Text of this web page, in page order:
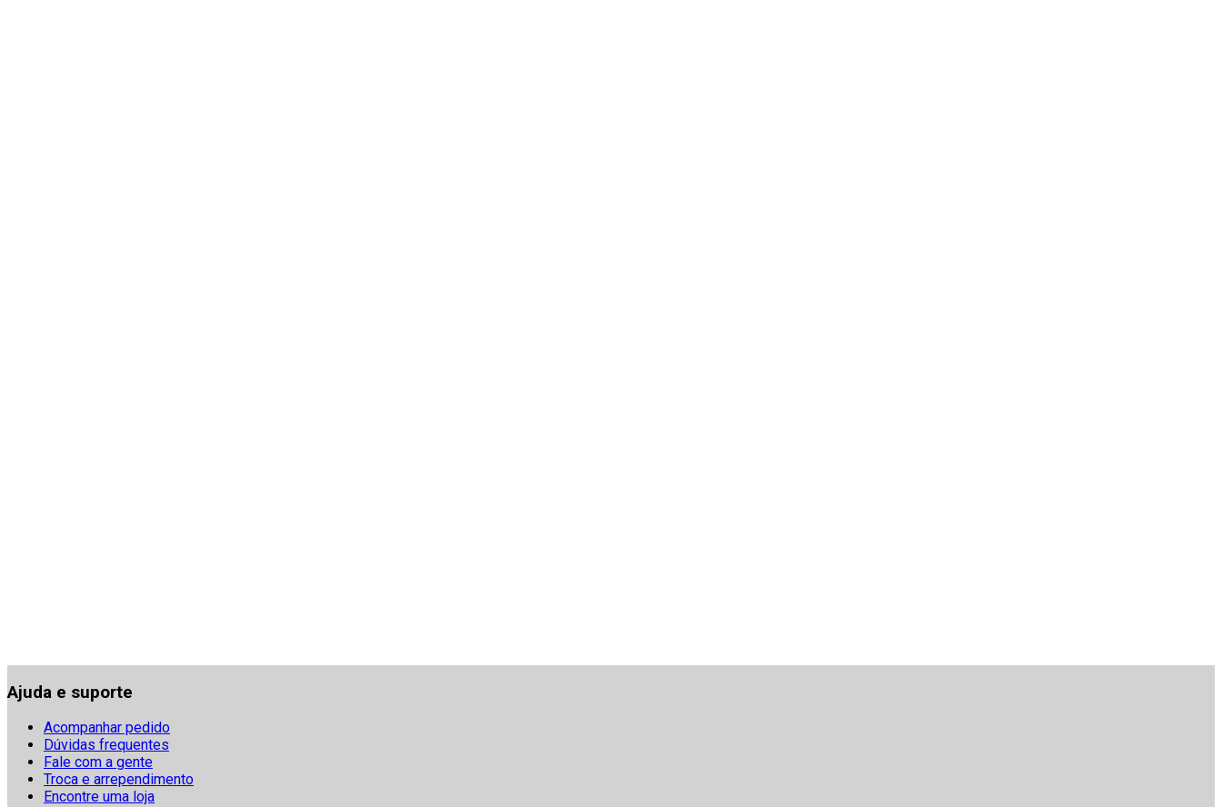
Ajuda e suporte
Acompanhar pedido
Dúvidas frequentes
Fale com a gente
Troca e arrependimento
Encontre uma loja